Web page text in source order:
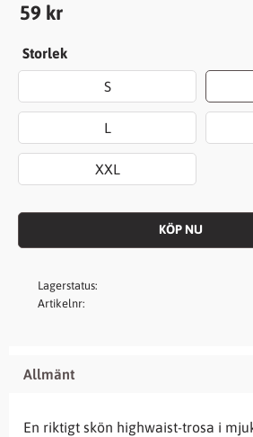
59 kr
Storlek
S
L
XXL
Lagerstatus
Artikelnr
Allmänt
En riktigt skön highwaist-trosa i